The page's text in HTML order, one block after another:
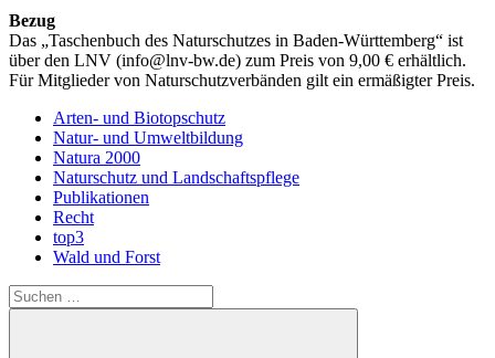
Bezug
Das „Taschenbuch des Naturschutzes in Baden-Württemberg“ ist
über den LNV (info@lnv-bw.de) zum Preis von 9,00 € erhältlich.
Für Mitglieder von Naturschutzverbänden gilt ein ermäßigter Preis.
Arten- und Biotopschutz
Natur- und Umweltbildung
Natura 2000
Naturschutz und Landschaftspflege
Publikationen
Recht
top3
Wald und Forst
Suchen
nach: